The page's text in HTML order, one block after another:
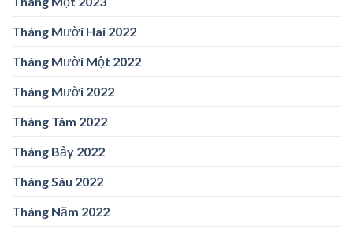
Tháng Mười Hai 2022
Tháng Mười Một 2022
Tháng Mười 2022
Tháng Tám 2022
Tháng Bảy 2022
Tháng Sáu 2022
Tháng Năm 2022